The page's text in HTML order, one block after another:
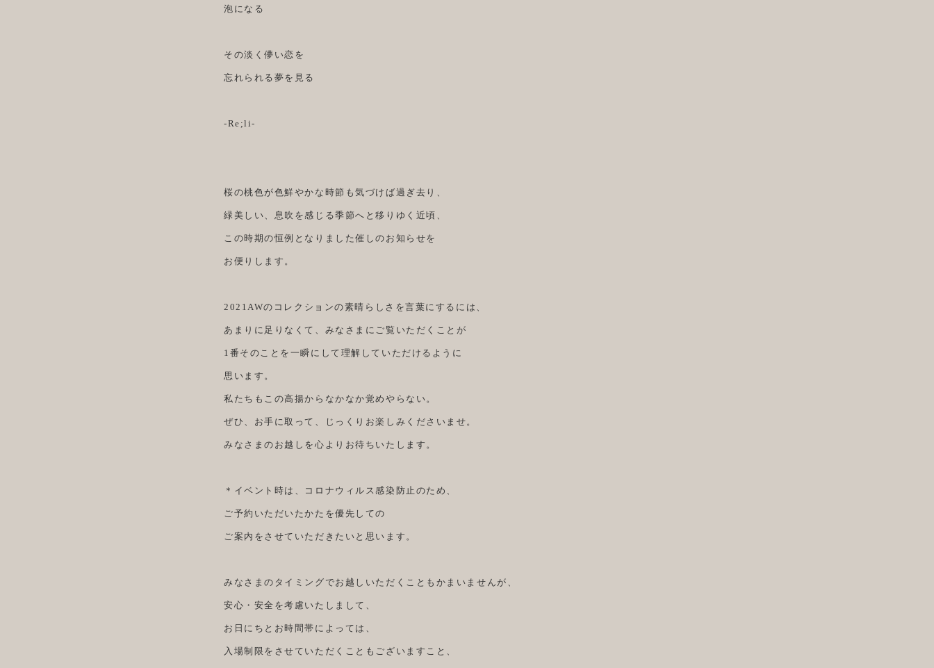
泡になる
その淡く儚い恋を
忘れられる夢を見る
-Re;li-
桜の桃色が色鮮やかな時節も気づけば過ぎ去り、
緑美しい、息吹を感じる季節へと移りゆく近頃、
この時期の恒例となりました催しのお知らせを
お便りします。
2021AWのコレクションの素晴らしさを言葉にするには、
あまりに足りなくて、みなさまにご覧いただくことが
1番そのことを一瞬にして理解していただけるように
思います。
私たちもこの高揚からなかなか覚めやらない。
ぜひ、お手に取って、じっくりお楽しみくださいませ。
みなさまのお越しを心よりお待ちいたします。
＊イベント時は、コロナウィルス感染防止のため、
ご予約いただいたかたを優先しての
ご案内をさせていただきたいと思います。
みなさまのタイミングでお越しいただくこともかまいませんが、
安心・安全を考慮いたしまして、
お日にちとお時間帯によっては、
入場制限をさせていただくこともございますこと、